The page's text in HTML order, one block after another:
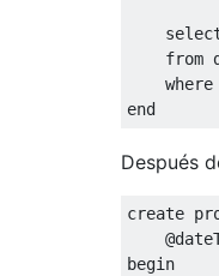
from
where
end
Después
create
@
begin